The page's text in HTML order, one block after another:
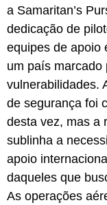
a Samaritan’s
dedicação de
equipes de apoio
um país marcado
vulnerabilidades.
de segurança foi
desta vez, mas a
sublinha a
apoio
daqueles que
As operações